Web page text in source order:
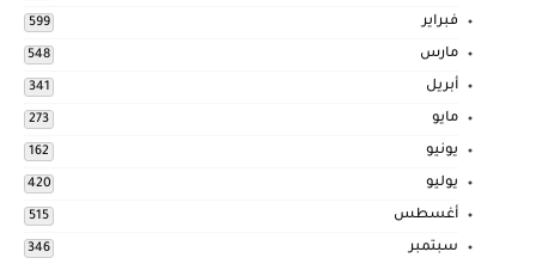
فبراير 599
مارس 548
أبريل 341
مايو 273
يونيو 162
يوليو 420
أغسطس 515
سبتمبر 346